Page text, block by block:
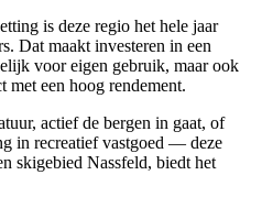
is deze regio het hele jaar
Dat maakt investeren in een
voor eigen gebruik, maar ook
met een hoog rendement.
actief de bergen in gaat, of
in recreatief vastgoed — deze
skigebied Nassfeld, biedt het